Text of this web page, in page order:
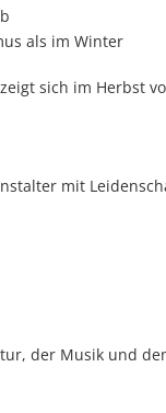
als im Winter
sich im Herbst
mit
der Musik und